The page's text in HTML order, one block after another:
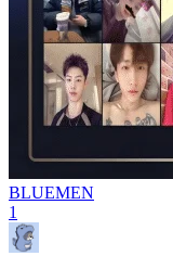
BLUEMEN
1